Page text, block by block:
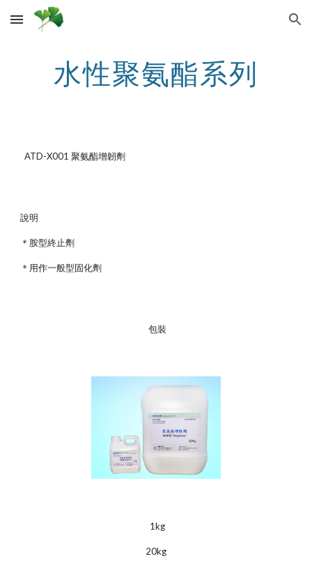
Skip to main content Skip to navigation
水性聚氨酯系列
ATD-X001 聚氨酯增韌劑
說明
＊胺型終止劑
＊用作一般型固化劑
包裝
1kg
20kg